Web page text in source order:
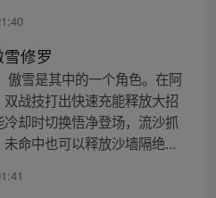
修罗
傲雪是其中的一个角色。在阿
战技打出快速充能释放大招
却时切换悟净登场，流沙抓
命中也可以释放沙墙隔绝...